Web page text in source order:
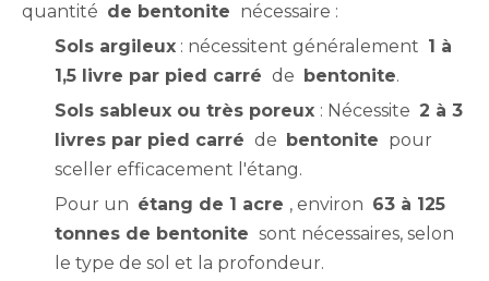
quantité de bentonite nécessaire :
Sols argileux : nécessitent généralement 1 à
1,5 livre par pied carré de bentonite.
Sols sableux ou très poreux : Nécessite 2 à 3
livres par pied carré de bentonite pour
sceller efficacement l'étang.
Pour un étang de 1 acre , environ 63 à 125
tonnes de bentonite sont nécessaires, selon
le type de sol et la profondeur.